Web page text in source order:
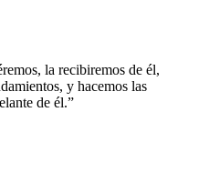
la recibiremos de él,
y hacemos las
de él.”